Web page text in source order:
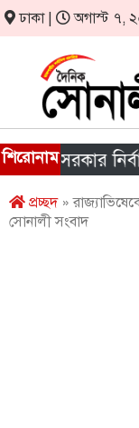
ঢাকা | অগাস্ট ৭,
শিরোনাম
সরকার নির্বাচন
প্রচ্ছদ»
সোনালী সংবাদ